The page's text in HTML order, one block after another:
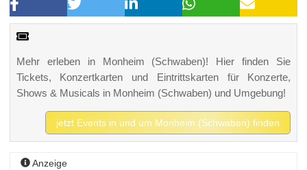
Mehr erleben in Monheim (Schwaben)! Hier finden Sie
Tickets, Konzertkarten und Eintrittskarten für Konzerte,
Shows & Musicals in Monheim (Schwaben) und Umgebung!
jetzt Events in und um Monheim (Schwaben) finden
Anzeige